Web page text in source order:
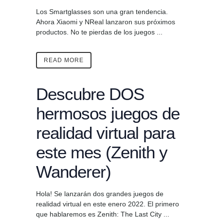
Los Smartglasses son una gran tendencia.
Ahora Xiaomi y NReal lanzaron sus próximos
productos. No te pierdas de los juegos ...
READ MORE
Descubre DOS
hermosos juegos de
realidad virtual para
este mes (Zenith y
Wanderer)
Hola! Se lanzarán dos grandes juegos de
realidad virtual en este enero 2022. El primero
que hablaremos es Zenith: The Last City ...